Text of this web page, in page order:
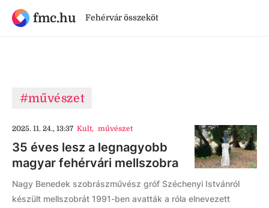
fmc.hu Fehérvár összeköt
#művészet
2025. 11. 24., 13:37 Kult, művészet
35 éves lesz a legnagyobb
magyar fehérvári mellszobra
Nagy Benedek szobrászművész gróf Széchenyi Istvánról
készült mellszobrát 1991-ben avatták a róla elnevezett